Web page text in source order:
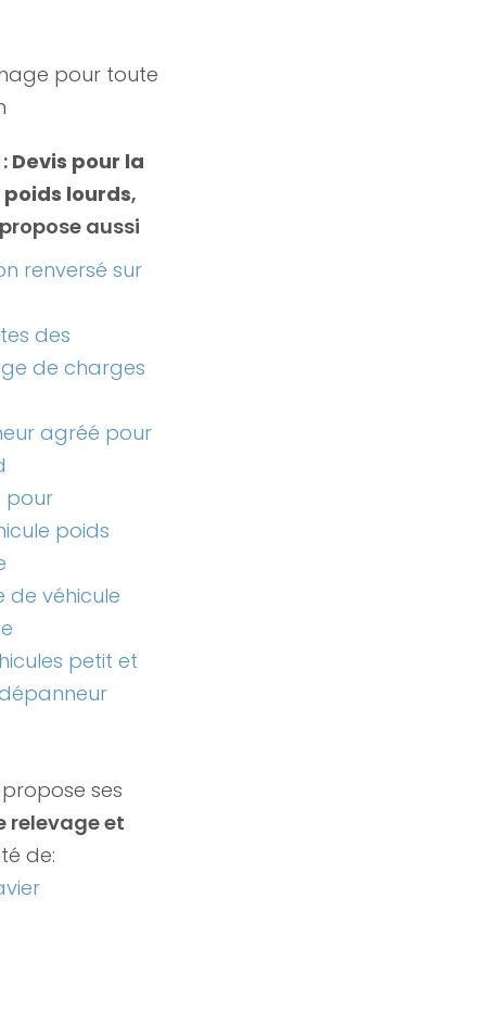
pour toute
Devis pour la
lourds,
aussi
renversé sur
des
de charges
agréé pour
pour
poids
véhicule
petit et
ses
relevage et
de: